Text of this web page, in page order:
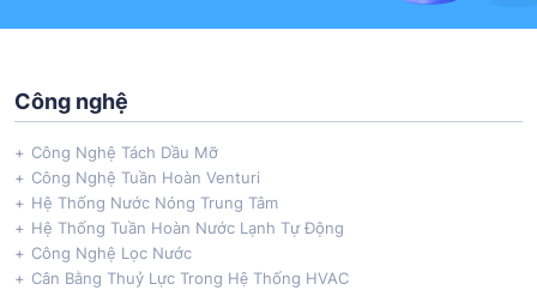
Công nghệ
Công Nghệ Tách Dầu Mỡ
Công Nghệ Tuần Hoàn Venturi
Hệ Thống Nước Nóng Trung Tâm
Hệ Thống Tuần Hoàn Nước Lạnh Tự Động
Công Nghệ Lọc Nước
Cân Bằng Thuỷ Lực Trong Hệ Thống HVAC